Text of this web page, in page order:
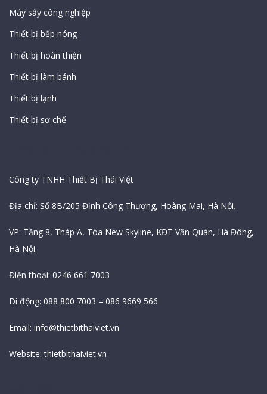
Máy sấy công nghiệp
Thiết bị bếp nóng
Thiết bị hoàn thiện
Thiết bị làm bánh
Thiết bị lạnh
Thiết bị sơ chế
Công ty TNHH Thiết Bị Thái Việt
Địa chỉ: Số 8B/205 Định Công Thượng, Hoàng Mai, Hà Nội.
VP: Tầng 8, Tháp A, Tòa New Skyline, KĐT Văn Quán, Hà Đông,
Hà Nội.
Điện thoại: 0246 661 7003
Di động: 088 800 7003 – 086 9669 566
Email: info@thietbithaiviet.vn
Website:thietbithaiviet.vn